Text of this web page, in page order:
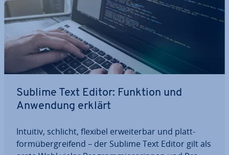
Sublime Text Editor: Funktion und
Anwendung erklärt
Intuitiv, schlicht, flexibel er­wei­ter­bar und platt­
form­über­grei­fend – der Sublime Text Editor gilt als